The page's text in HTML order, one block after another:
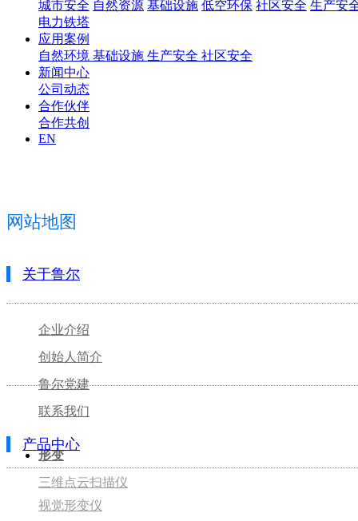
城市安全 自然资源 基础设施 低空环保 社区安全 生产安
电力铁塔
应用案例
自然环境 基础设施 生产安全 社区安全
新闻中心
公司动态
合作伙伴
合作共创
EN
网站地图
关于鲁尔
企业介绍
创始人简介
鲁尔党建
联系我们
产品中心
形变
三维点云扫描仪
视觉形变仪